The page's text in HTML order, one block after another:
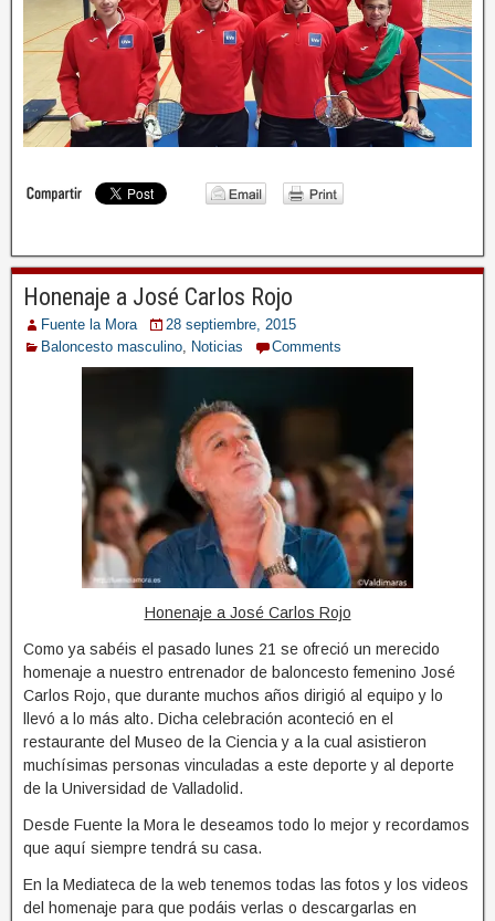
Honenaje a José Carlos Rojo
Fuente la Mora
28 septiembre, 2015
Baloncesto masculino, Noticias Comments
Honenaje a José Carlos Rojo
Como ya sabéis el pasado lunes 21 se ofreció un merecido
homenaje a nuestro entrenador de baloncesto femenino José
Carlos Rojo, que durante muchos años dirigió al equipo y lo
llevó a lo más alto. Dicha celebración aconteció en el
restaurante del Museo de la Ciencia y a la cual asistieron
muchísimas personas vinculadas a este deporte y al deporte
de la Universidad de Valladolid.
Desde Fuente la Mora le deseamos todo lo mejor y recordamos
que aquí siempre tendrá su casa.
En la Mediateca de la web tenemos todas las fotos y los videos
del homenaje para que podáis verlas o descargarlas en